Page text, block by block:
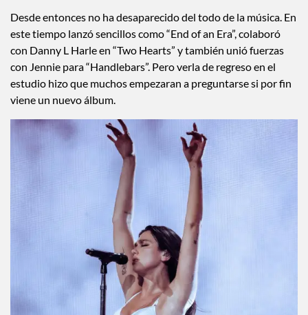
Desde entonces no ha desaparecido del todo de la música. En
este tiempo lanzó sencillos como “End of an Era”, colaboró
con Danny L Harle en “Two Hearts” y también unió fuerzas
con Jennie para “Handlebars”. Pero verla de regreso en el
estudio hizo que muchos empezaran a preguntarse si por fin
viene un nuevo álbum.